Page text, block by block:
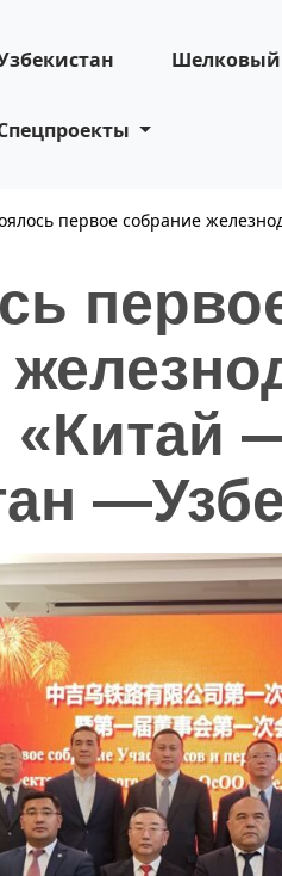
Шелковый
первое собрание
«Китай